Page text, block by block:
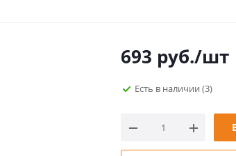
693 руб./шт
Есть в наличии (3)